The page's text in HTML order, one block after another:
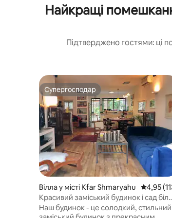
Найкращі
Підтверджено гостями: ці
Супергосподар
Супергосподар
Вілла у місті Kfar Shmaryahu Середня
4,95
Красивий заміський будинок і сад біля
пляжу
Наш будинок - це солодкий, стильний